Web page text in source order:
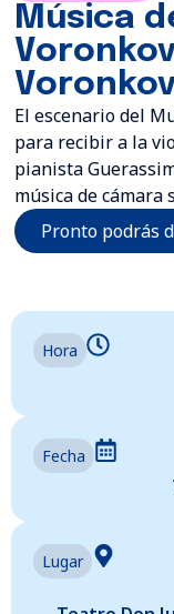
Música
El escenario del
para recibir a la
pianista
música de cámara
Pronto podrás
Hora
Fecha
Lugar